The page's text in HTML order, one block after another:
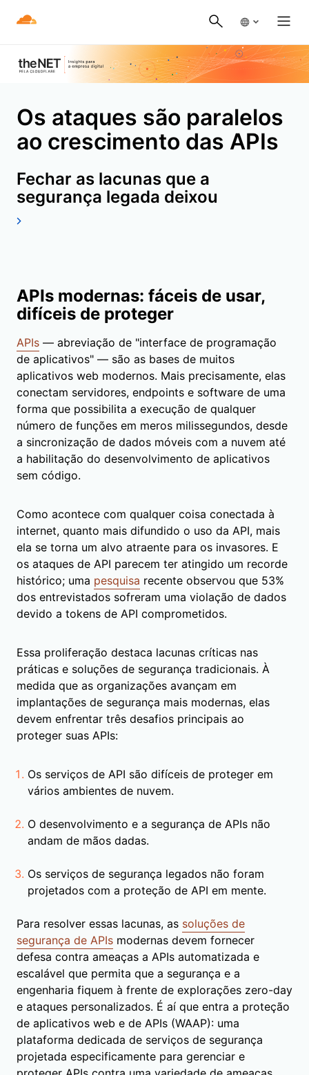
Os ataques são paralelos
ao crescimento das APIs
Fechar as lacunas que a
segurança legada deixou
APIs modernas: fáceis de usar,
difíceis de proteger
APIs — abreviação de "interface de programação
de aplicativos" — são as bases de muitos
aplicativos web modernos. Mais precisamente, elas
conectam servidores, endpoints e software de uma
forma que possibilita a execução de qualquer
número de funções em meros milissegundos, desde
a sincronização de dados móveis com a nuvem até
a habilitação do desenvolvimento de aplicativos
sem código.
Como acontece com qualquer coisa conectada à
internet, quanto mais difundido o uso da API, mais
ela se torna um alvo atraente para os invasores. E
os ataques de API parecem ter atingido um recorde
histórico; uma pesquisa recente observou que 53%
dos entrevistados sofreram uma violação de dados
devido a tokens de API comprometidos.
Essa proliferação destaca lacunas críticas nas
práticas e soluções de segurança tradicionais. À
medida que as organizações avançam em
implantações de segurança mais modernas, elas
devem enfrentar três desafios principais ao
proteger suas APIs:
Os serviços de API são difíceis de proteger em
vários ambientes de nuvem.
O desenvolvimento e a segurança de APIs não
andam de mãos dadas.
Os serviços de segurança legados não foram
projetados com a proteção de API em mente.
Para resolver essas lacunas, as soluções de
segurança de APIs modernas devem fornecer
defesa contra ameaças a APIs automatizada e
escalável que permita que a segurança e a
engenharia fiquem à frente de explorações zero-day
e ataques personalizados. É aí que entra a proteção
de aplicativos web e de APIs (WAAP): uma
plataforma dedicada de serviços de segurança
projetada especificamente para gerenciar e